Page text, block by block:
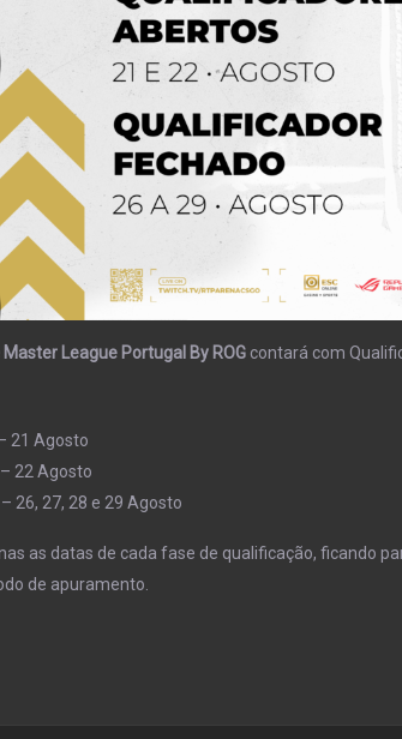
Master League Portugal By ROGcontará com
21 Agosto
– 22 Agosto
26, 27, 28 e 29 Agosto
as datas de cada fase de qualificação, ficando
de apuramento.